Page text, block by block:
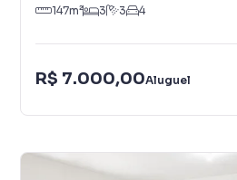
147m² 3 3 4
R$ 7.000,00Aluguel